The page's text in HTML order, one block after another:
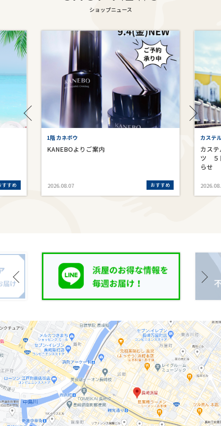
ショップニュース
すすめ
1階 カネボウ
KANEBOよりご案内
2026.08.07 おすすめ
カステ
カス
ツ ５
らせ